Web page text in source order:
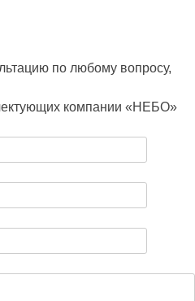
по любому вопросу,
компании «НЕБО»